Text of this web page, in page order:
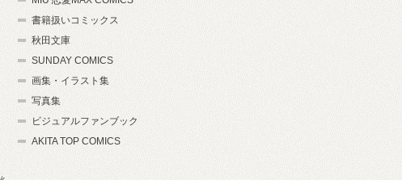
書籍扱いコミックス
秋田文庫
SUNDAY COMICS
画集・イラスト集
写真集
ビジュアルファンブック
AKITA TOP COMICS